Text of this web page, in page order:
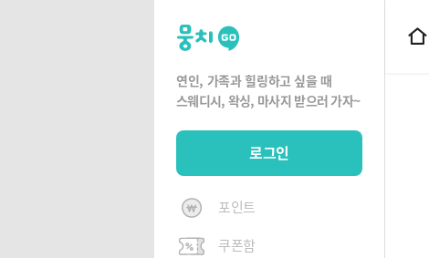
뭉
치
고
연인, 가족과 힐링하고 싶을 때
스웨디시, 왁싱, 마사지 받으러 가자~
로그인
포인트
쿠폰함
홈